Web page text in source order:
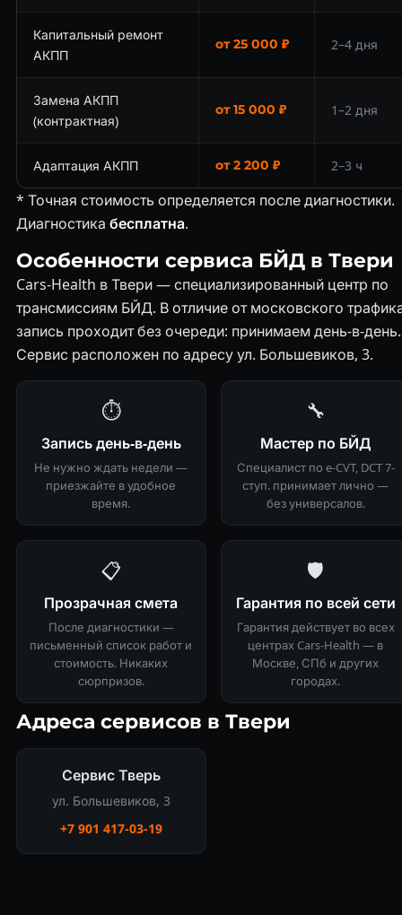
Капитальный ремонт
АКПП
от 25 000 ₽ 2–4 дня
Замена АКПП
(контрактная)
от 15 000 ₽ 1–2 дня
Адаптация АКПП от 2 200 ₽ 2–3 ч
* Точная стоимость определяется после диагностики.
Диагностика бесплатна.
Особенности сервиса БЙД в Твери
Cars-Health в Твери — специализированный центр по
трансмиссиям БЙД. В отличие от московского
запись проходит без очереди: принимаем день-в-день.
Сервис расположен по адресу ул. Большевиков, 3.
⏱
Запись день-в-день
Не нужно ждать недели —
приезжайте в удобное
время.
🔧
Мастер по БЙД
Специалист по e-CVT, DCT 7-
ступ. принимает лично —
без универсалов.
📋
Прозрачная смета
После диагностики —
письменный список работ и
стоимость. Никаких
сюрпризов.
🛡
Гарантия по всей сети
Гарантия действует во всех
центрах Cars-Health — в
Москве, СПб и других
городах.
Адреса сервисов в Твери
Сервис Тверь
ул. Большевиков, 3
+7 901 417-03-19